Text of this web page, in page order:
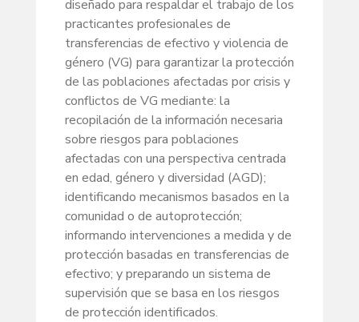
diseñado para respaldar el trabajo de los
practicantes profesionales de
transferencias de efectivo y violencia de
género (VG) para garantizar la protección
de las poblaciones afectadas por crisis y
conflictos de VG mediante: la
recopilación de la información necesaria
sobre riesgos para poblaciones
afectadas con una perspectiva centrada
en edad, género y diversidad (AGD);
identificando mecanismos basados en la
comunidad o de autoprotección;
informando intervenciones a medida y de
protección basadas en transferencias de
efectivo; y preparando un sistema de
supervisión que se basa en los riesgos
de protección identificados.